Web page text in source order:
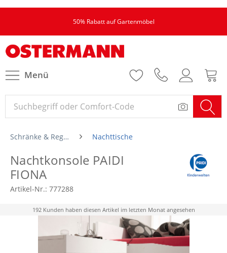
50% Rabatt auf Gartenmöbel
Menü
Schränke & Regale Nachttische
Nachtkonsole PAIDI
FIONA
Artikel-Nr.: 777288
192 Kunden haben diesen Artikel im letzten Monat angesehen